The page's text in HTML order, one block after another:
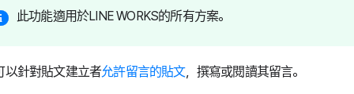
此功能適用於LINE WORKS的所有方案。
以針對貼文建立者允許留言的貼文，撰寫或閱讀其留言。